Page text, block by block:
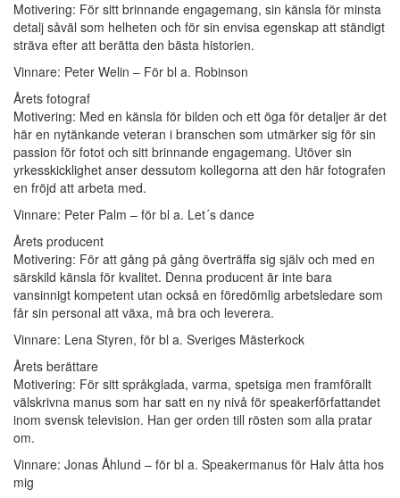
Motivering: För sitt brinnande engagemang, sin känsla för minsta
detalj såväl som helheten och för sin envisa egenskap att ständigt
sträva efter att berätta den bästa historien.
Vinnare: Peter Welin – För bl a. Robinson
Årets fotograf
Motivering: Med en känsla för bilden och ett öga för detaljer är det
här en nytänkande veteran i branschen som utmärker sig för sin
passion för fotot och sitt brinnande engagemang. Utöver sin
yrkesskicklighet anser dessutom kollegorna att den här fotografen
en fröjd att arbeta med.
Vinnare: Peter Palm – för bl a. Let´s dance
Årets producent
Motivering: För att gång på gång överträffa sig själv och med en
särskild känsla för kvalitet. Denna producent är inte bara
vansinnigt kompetent utan också en föredömlig arbetsledare som
får sin personal att växa, må bra och leverera.
Vinnare: Lena Styren, för bl a. Sveriges Mästerkock
Årets berättare
Motivering: För sitt språkglada, varma, spetsiga men framförallt
välskrivna manus som har satt en ny nivå för speakerförfattandet
inom svensk television. Han ger orden till rösten som alla pratar
om.
Vinnare: Jonas Åhlund – för bl a. Speakermanus för Halv åtta hos
mig